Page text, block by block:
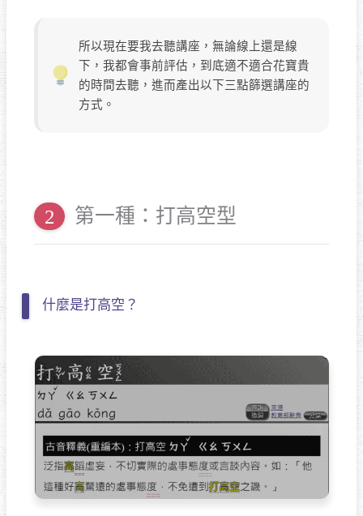
所以現在要我去聽講座，無論線上還是線
下，我都會事前評估，到底適不適合花寶貴
的時間去聽，進而產出以下三點篩選講座的
方式。
第一種：打高空型
什麼是打高空？